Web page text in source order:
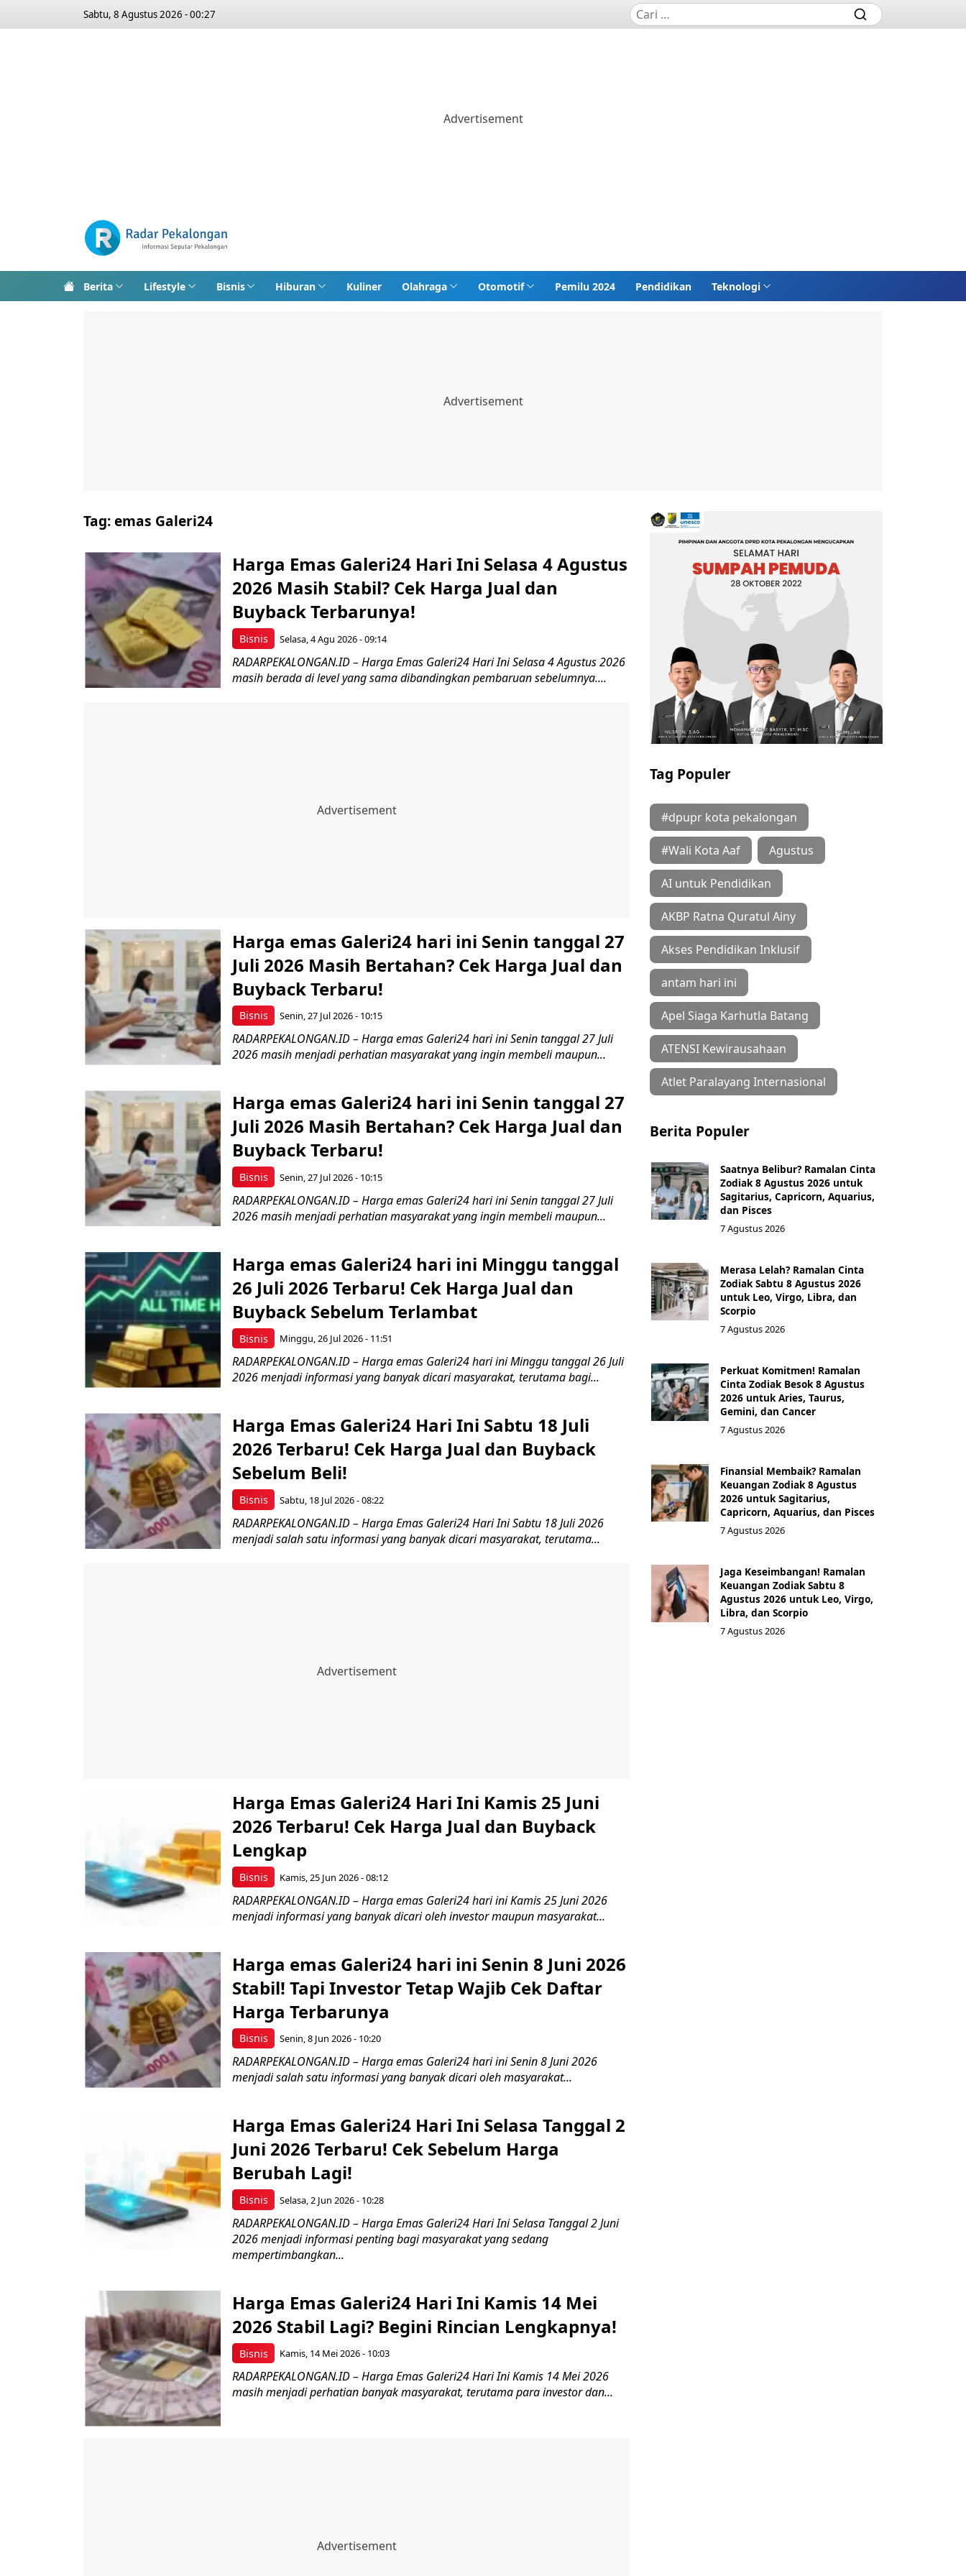
Sabtu, 8 Agustus 2026 - 00:27
Berita Lifestyle Bisnis Hiburan Kuliner Olahraga Otomotif Pemilu 2024 Pendidikan Teknologi
Tag:emas Galeri24
Bisnis
Harga Emas Galeri24 Hari Ini Selasa 4 Agustus
2026 Masih Stabil? Cek Harga Jual dan
Buyback Terbarunya!
Selasa, 4 Agu 2026 - 09:14
RADARPEKALONGAN.ID – Harga Emas Galeri24 Hari Ini Selasa 4 Agustus 2026
masih berada di level yang sama dibandingkan pembaruan sebelumnya....
Bisnis
Harga emas Galeri24 hari ini Senin tanggal 27
Juli 2026 Masih Bertahan? Cek Harga Jual dan
Buyback Terbaru!
Senin, 27 Jul 2026 - 10:15
RADARPEKALONGAN.ID – Harga emas Galeri24 hari ini Senin tanggal 27 Juli
2026 masih menjadi perhatian masyarakat yang ingin membeli maupun...
Bisnis
Harga emas Galeri24 hari ini Senin tanggal 27
Juli 2026 Masih Bertahan? Cek Harga Jual dan
Buyback Terbaru!
Senin, 27 Jul 2026 - 10:15
RADARPEKALONGAN.ID – Harga emas Galeri24 hari ini Senin tanggal 27 Juli
2026 masih menjadi perhatian masyarakat yang ingin membeli maupun...
Bisnis
Harga emas Galeri24 hari ini Minggu tanggal
26 Juli 2026 Terbaru! Cek Harga Jual dan
Buyback Sebelum Terlambat
Minggu, 26 Jul 2026 - 11:51
RADARPEKALONGAN.ID – Harga emas Galeri24 hari ini Minggu tanggal 26 Juli
2026 menjadi informasi yang banyak dicari masyarakat, terutama bagi...
Bisnis
Harga Emas Galeri24 Hari Ini Sabtu 18 Juli
2026 Terbaru! Cek Harga Jual dan Buyback
Sebelum Beli!
Sabtu, 18 Jul 2026 - 08:22
RADARPEKALONGAN.ID – Harga Emas Galeri24 Hari Ini Sabtu 18 Juli 2026
menjadi salah satu informasi yang banyak dicari masyarakat, terutama...
Bisnis
Harga Emas Galeri24 Hari Ini Kamis 25 Juni
2026 Terbaru! Cek Harga Jual dan Buyback
Lengkap
Kamis, 25 Jun 2026 - 08:12
RADARPEKALONGAN.ID – Harga emas Galeri24 hari ini Kamis 25 Juni 2026
menjadi informasi yang banyak dicari oleh investor maupun masyarakat...
Bisnis
Harga emas Galeri24 hari ini Senin 8 Juni 2026
Stabil! Tapi Investor Tetap Wajib Cek Daftar
Harga Terbarunya
Senin, 8 Jun 2026 - 10:20
RADARPEKALONGAN.ID – Harga emas Galeri24 hari ini Senin 8 Juni 2026
menjadi salah satu informasi yang banyak dicari oleh masyarakat...
Bisnis
Harga Emas Galeri24 Hari Ini Selasa Tanggal 2
Juni 2026 Terbaru! Cek Sebelum Harga
Berubah Lagi!
Selasa, 2 Jun 2026 - 10:28
RADARPEKALONGAN.ID – Harga Emas Galeri24 Hari Ini Selasa Tanggal 2 Juni
2026 menjadi informasi penting bagi masyarakat yang sedang
mempertimbangkan...
Bisnis
Harga Emas Galeri24 Hari Ini Kamis 14 Mei
2026 Stabil Lagi? Begini Rincian Lengkapnya!
Kamis, 14 Mei 2026 - 10:03
RADARPEKALONGAN.ID – Harga Emas Galeri24 Hari Ini Kamis 14 Mei 2026
masih menjadi perhatian banyak masyarakat, terutama para investor dan...
Tag Populer
#dpupr kota pekalongan
#Wali Kota Aaf Agustus
AI untuk Pendidikan
AKBP Ratna Quratul Ainy
Akses Pendidikan Inklusif
antam hari ini
Apel Siaga Karhutla Batang
ATENSI Kewirausahaan
Atlet Paralayang Internasional
Berita Populer
Saatnya Belibur? Ramalan Cinta
Zodiak 8 Agustus 2026 untuk
Sagitarius, Capricorn, Aquarius,
dan Pisces
7 Agustus 2026
Merasa Lelah? Ramalan Cinta
Zodiak Sabtu 8 Agustus 2026
untuk Leo, Virgo, Libra, dan
Scorpio
7 Agustus 2026
Perkuat Komitmen! Ramalan
Cinta Zodiak Besok 8 Agustus
2026 untuk Aries, Taurus,
Gemini, dan Cancer
7 Agustus 2026
Finansial Membaik? Ramalan
Keuangan Zodiak 8 Agustus
2026 untuk Sagitarius,
Capricorn, Aquarius, dan Pisces
7 Agustus 2026
Jaga Keseimbangan! Ramalan
Keuangan Zodiak Sabtu 8
Agustus 2026 untuk Leo, Virgo,
Libra, dan Scorpio
7 Agustus 2026